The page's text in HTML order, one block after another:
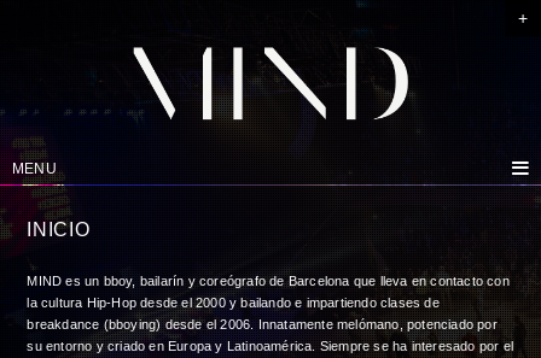
+
MENU
INICIO
MIND es un bboy, bailarín y coreógrafo de Barcelona que lleva en contacto con
la cultura Hip-Hop desde el 2000 y bailando e impartiendo clases de
breakdance (bboying) desde el 2006. Innatamente melómano, potenciado por
su entorno y criado en Europa y Latinoamérica. Siempre se ha interesado por el